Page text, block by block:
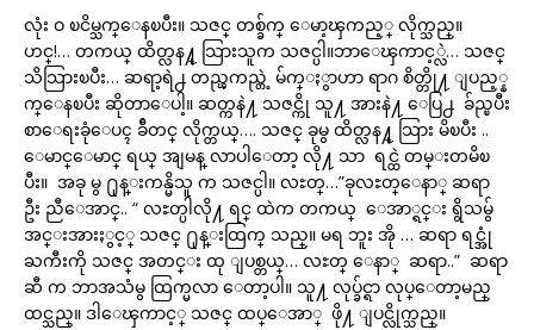
လုံး ဝ ၿငိမ္သက္ေနၿပီး။ သဇင္ တစ္ခ်က္ ေမာ့ၾကည့္ လိုက္သည္။
ဟင္!… တကယ္ ထိတ္လန႔္ သြားသူက သဇင္ပါ။ဘာေၾကာင့္လဲ… သဇင္
သိသြားၿပီး… ဆရာ့ရဲ႕ တည္ၾကည္တဲ့ မ်က္ႏွာဟာ ရာဂ စိတ္တို႔ ျပည့္န
က္ေနၿပီး ဆိုတာေပါ့။ ဆတ္ကနဲ႔ သဇင္ကို သူ႔ အားနဲ႔ ေပြ႕ ခ်ည္ၿပီး
စာေရးခုံေပၚ ခ်ီတင္ လိုက္တယ္…. သဇင္ ခုမွ ထိတ္လန႔္ သြား မိၿပီး ..
ေမာင္ေမာင္ ရယ္ အျမန္ လာပါေတာ့ လို႔ သာ ရင္ထဲ တမ္းတမိၿ
ပီး။ အခု မွ ႐ုန္းကန္မိသူ က သဇင္ပါ။ လႊတ္…”ခုလႊတ္ေနာ္ ဆရာ
ဦး ညီေအာင္.. “ လႊတ္ပါလို႔ ရင္ ထဲက တကယ္ ေအာ္ရင္း ရွိသမွ်
အင္းအားႏွင့္ သဇင္ ႐ုန္းထြက္ သည္။ မရ ဘူး အို … ဆရာ ရင္အုံ
ႀကီးကို သဇင္ အတင္း ထု ျပစ္တယ္… လႊတ္ ေနာ္ ဆရာ..” ဆရာ
ဆီ က ဘာအသံမွ ထြက္မလာ ေတာ့ပါ။ သူ႔ လုပ္ခ်င္ရာ လုပ္ေတာ့မည္
ထင္သည္။ ဒါေၾကာင့္ သဇင္ ထပ္ေအာ္ ဖို႔ ျပင္လိုက္သည္။